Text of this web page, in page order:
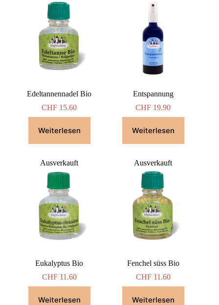
Edeltannennadel Bio
CHF 15.60
Weiterlesen
Entspannung
CHF 19.90
Weiterlesen
Ausverkauft
Eukalyptus Bio
CHF11.60
Weiterlesen
Ausverkauft
Fenchel süss Bio
CHF11.60
Weiterlesen